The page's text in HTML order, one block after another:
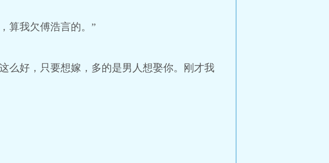
算我欠傅浩言的。”
么好，只要想嫁，多的是男人想娶你。刚才我